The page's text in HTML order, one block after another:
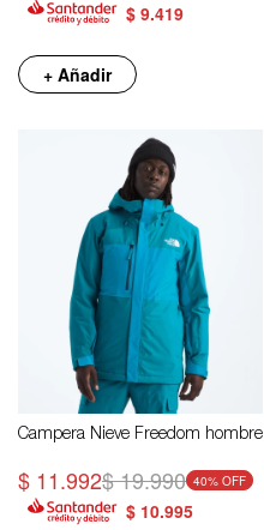
$ 9.419
+ Añadir
Campera Nieve Freedom hombre
$ 11.992$19.990 40
$ 10.995